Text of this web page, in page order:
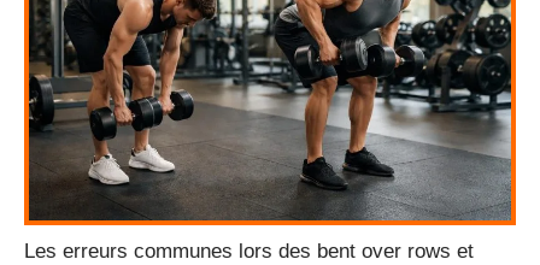
Les erreurs communes lors des bent over rows et